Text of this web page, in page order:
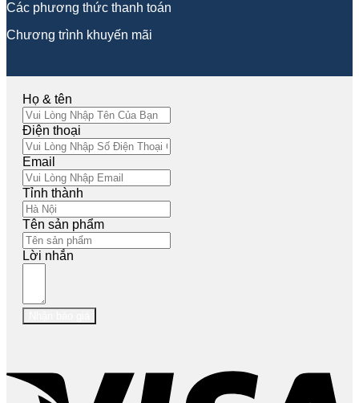
Các phương thức thanh toán
Chương trình khuyến mãi
Họ & tên
Điện thoại
Email
Tỉnh thành
Tên sản phẩm
Lời nhắn